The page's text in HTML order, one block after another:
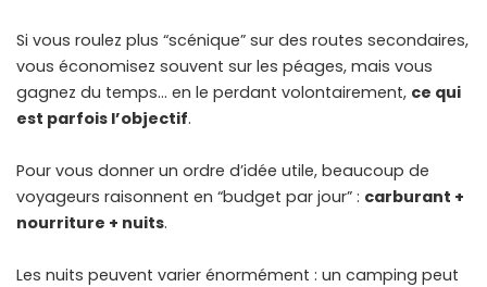
Si vous roulez plus “scénique” sur des routes secondaires,
vous économisez souvent sur les péages, mais vous
gagnez du temps… en le perdant volontairement, ce qui
est parfois l’objectif.
Pour vous donner un ordre d’idée utile, beaucoup de
voyageurs raisonnent en “budget par jour” : carburant +
nourriture + nuits.
Les nuits peuvent varier énormément : un camping peut